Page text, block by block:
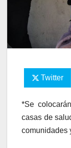
Twitter
*Se
casas de
comunidades